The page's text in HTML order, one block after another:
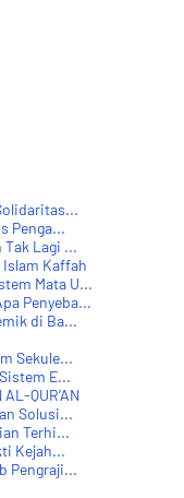
Penga...
Lagi ...
Islam Kaffah
Mata U...
Penyeba...
di Ba...
Sekule...
E...
QUR’AN
Solusi...
Terhi...
Kejah...
Pengraji...